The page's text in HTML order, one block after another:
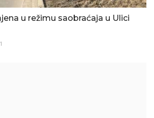
u režimu saobraćaja u Ulici